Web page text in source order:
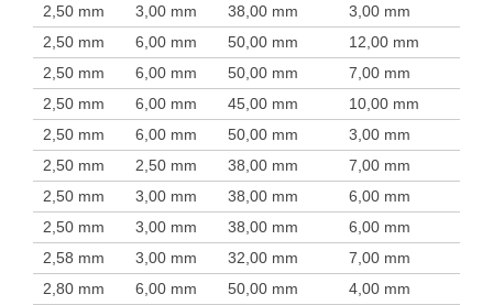
2,50 mm
3,00 mm 38,00 mm 3,00 mm
2,50 mm
6,00 mm 50,00 mm 12,00 mm
2,50 mm
6,00 mm 50,00 mm 7,00 mm
2,50 mm
6,00 mm 45,00 mm 10,00 mm
2,50 mm
6,00 mm 50,00 mm 3,00 mm
2,50 mm
2,50 mm 38,00 mm 7,00 mm
2,50 mm
3,00 mm 38,00 mm 6,00 mm
2,50 mm
3,00 mm 38,00 mm 6,00 mm
2,58 mm
3,00 mm 32,00 mm 7,00 mm
2,80 mm
6,00 mm 50,00 mm 4,00 mm